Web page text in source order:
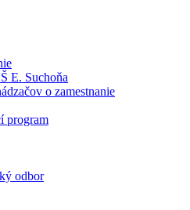
E. Suchoňa
o zamestnanie
program
odbor